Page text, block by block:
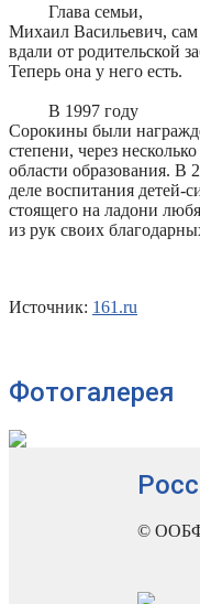
Глава семьи,
Михаил Васильевич, сам
вдали от родительской
Теперь она у него есть.
В 1997 году
Сорокины были
степени, через
области образования. В
деле воспитания детей-
стоящего на ладони
из рук своих
Источник: 161.ru
Фотогалерея
© ООБФ